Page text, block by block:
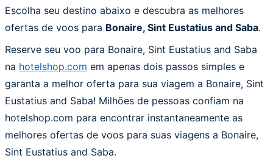
Escolha seu destino abaixo e descubra as melhores
ofertas de voos para Bonaire, Sint Eustatius and Saba.
Reserve seu voo para Bonaire, Sint Eustatius and Saba
na hotelshop.com em apenas dois passos simples e
garanta a melhor oferta para sua viagem a Bonaire, Sint
Eustatius and Saba! Milhões de pessoas confiam na
hotelshop.com para encontrar instantaneamente as
melhores ofertas de voos para suas viagens a Bonaire,
Sint Eustatius and Saba.